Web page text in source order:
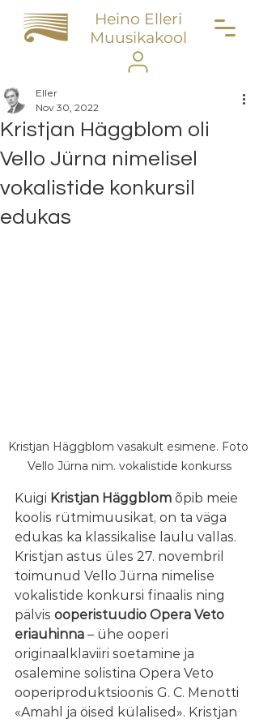
Heino Elleri
Muusikakool
Kristjan Häggblom oli
Vello Jürna nimelisel
vokalistide konkursil
edukas
Eller
Nov 30, 2022
Kristjan Häggblom vasakult esimene. Foto
Vello Jürna nim. vokalistide konkurss
Kuigi Kristjan Häggblom õpib meie
koolis rütmimuusikat, on ta väga
edukas ka klassikalise laulu vallas.
Kristjan astus üles 27. novembril
toimunud Vello Jürna nimelise
vokalistide konkursi finaalis ning
pälvis ooperistuudio Opera Veto
eriauhinna – ühe ooperi
originaalklaviiri soetamine ja
osalemine solistina Opera Veto
ooperiproduktsioonis G. C. Menotti
«Amahl ja öised külalised». Kristjan